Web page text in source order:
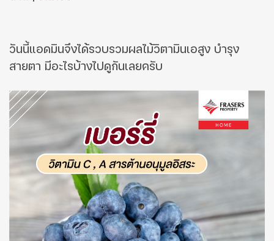
วันนี้แอดมินจึงได้รวบรวมผลไม้วิตามินเอสูง บำรุง
สายตา มีอะไรบ้างไปดูกันเลยครับ